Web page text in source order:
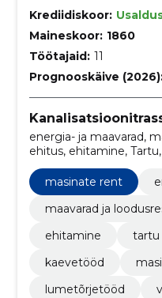
Krediidiskoor:
Maineskoor: 1860
Töötajaid: 11
Prognooskäive
energia- ja maavarad,
ehitus, ehitamine,
masinate rent,
masinate rent
maavarad ja
ehitamine
tartu
kaevetööd
lumetõrjetööd